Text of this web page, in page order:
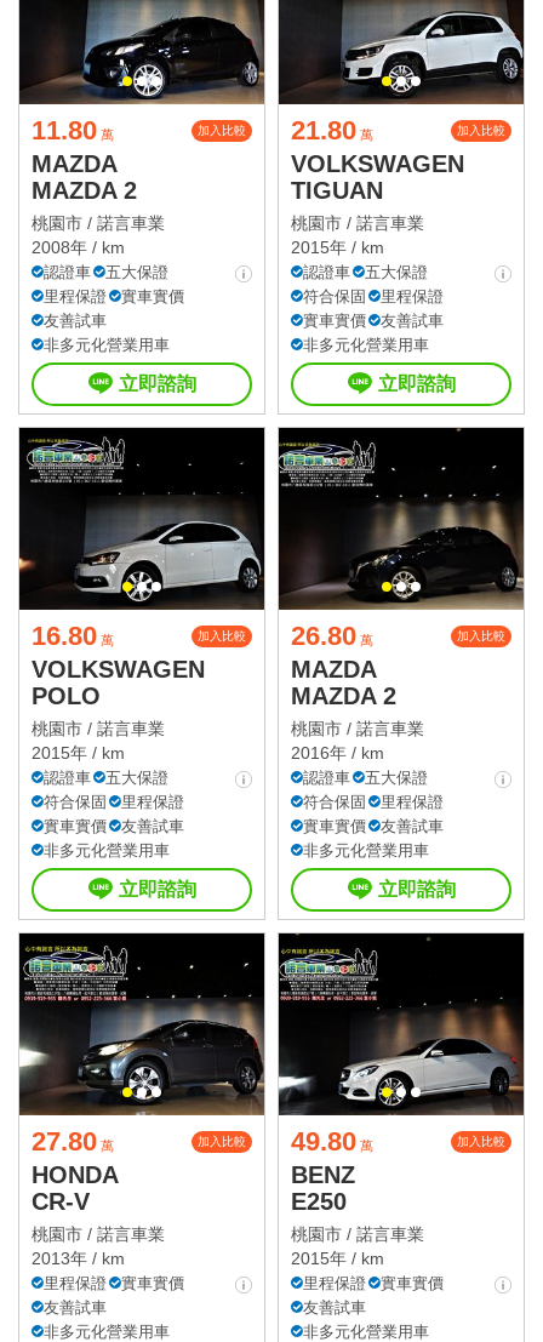
11.80 萬 加入比較
MAZDA
MAZDA 2
桃園市 / 諾言車業
2008年 / km
認證車
五大保證
里程保證
實車實價
友善試車
非多元化營業用車
立即諮詢
21.80 萬 加入比較
VOLKSWAGEN
TIGUAN
桃園市 / 諾言車業
2015年 / km
認證車
五大保證
符合保固
里程保證
實車實價
友善試車
非多元化營業用車
立即諮詢
16.80 萬 加入比較
VOLKSWAGEN
POLO
桃園市 / 諾言車業
2015年 / km
認證車
五大保證
符合保固
里程保證
實車實價
友善試車
非多元化營業用車
立即諮詢
26.80 萬 加入比較
MAZDA
MAZDA 2
桃園市 / 諾言車業
2016年 / km
認證車
五大保證
符合保固
里程保證
實車實價
友善試車
非多元化營業用車
立即諮詢
27.80 萬 加入比較
HONDA
CR-V
桃園市 / 諾言車業
2013年 / km
里程保證
實車實價
友善試車
非多元化營業用車
49.80 萬 加入比較
BENZ
E250
桃園市 / 諾言車業
2015年 / km
里程保證
實車實價
友善試車
非多元化營業用車